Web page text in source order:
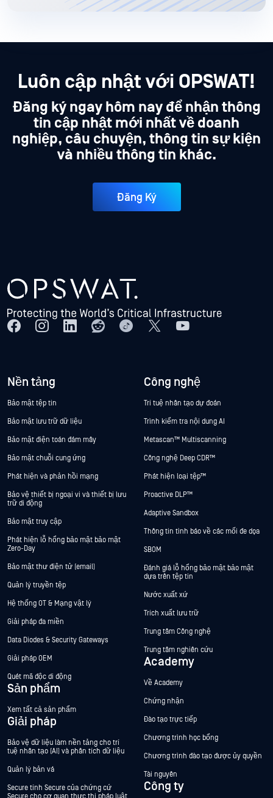
Luôn cập nhật với OPSWAT!
Đăng ký ngay hôm nay để nhận thông
tin cập nhật mới nhất về doanh
nghiệp, câu chuyện, thông tin sự kiện
và nhiều thông tin khác.
Đăng Ký
Nền tảng
Bảo mật tệp tin
Bảo mật lưu trữ dữ liệu
Bảo mật điện toán đám mây
Bảo mật chuỗi cung ứng
Phát hiện và phản hồi mạng
Bảo vệ thiết bị ngoại vi và thiết bị lưu
trữ di động
Bảo mật truy cập
Phát hiện lỗ hổng bảo mật bảo mật
Zero-Day
Bảo mật thư điện tử (email)
Quản lý truyền tệp
Hệ thống OT & Mạng vật lý
Giải pháp đa miền
Data Diodes & Security Gateways
Giải pháp OEM
Quét mã độc di động
Sản phẩm
Xem tất cả sản phẩm
Giải pháp
Bảo vệ dữ liệu làm nền tảng cho trí
tuệ nhân tạo (AI) và phân tích dữ liệu
Quản lý bản vá
Secure tính Secure của chứng cứ
Công nghệ
Trí tuệ nhân tạo dự đoán
Trình kiểm tra nội dung AI
Metascan™ Multiscanning
Công nghệ Deep CDR™
Phát hiện loại tệp™
Proactive DLP™
Adaptive Sandbox
Thông tin tình báo về các mối đe dọa
SBOM
Đánh giá lỗ hổng bảo mật bảo mật
dựa trên tệp tin
Nước xuất xứ
Trích xuất lưu trữ
Trung tâm Công nghệ
Trung tâm nghiên cứu
Academy
Về Academy
Chứng nhận
Đào tạo trực tiếp
Chương trình học bổng
Chương trình đào tạo được ủy quyền
Tài nguyên
Công ty